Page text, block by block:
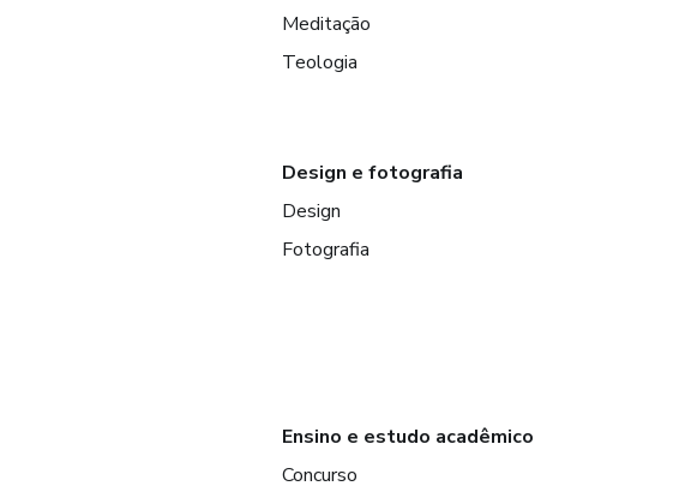
de 3 a 12 meses do custo mensal de vida.
dinheiro deve ficar em investimentos seguros e com liquidez rápida.
juros compostos fazem o dinheiro crescer ao longo do tempo, pois os rendimentos
Meditação
Teologia
Design e fotografia
Design
Fotografia
Ensino e estudo acadêmico
Concurso